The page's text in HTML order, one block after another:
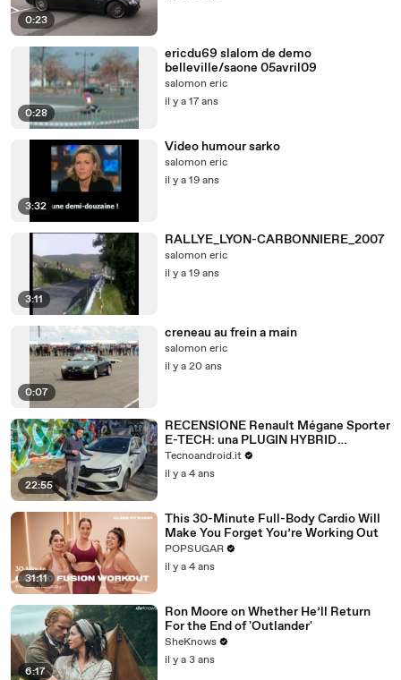
0:23
0:28
ericdu69 slalom de demo
belleville/saone 05avril09
salomon eric
il y a 17 ans
3:32
Video humour sarko
salomon eric
il y a 19 ans
3:11
RALLYE_LYON-CARBONNIERE_2007
salomon eric
il y a 19 ans
0:07
creneau au frein a main
salomon eric
il y a 20 ans
22:55
RECENSIONE Renault Mégane Sporter
E-TECH: una PLUGIN HYBRID
interessante!
Tecnoandroid.it
il y a 4 ans
31:11
This 30-Minute Full-Body Cardio Will
Make You Forget You’re Working Out
POPSUGAR
il y a 4 ans
6:17
Ron Moore on Whether He’ll Return
For the End of 'Outlander'
SheKnows
il y a 3 ans